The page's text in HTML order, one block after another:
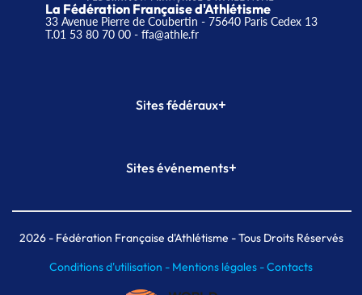
La Fédération Française d'Athlétisme
33 Avenue Pierre de Coubertin - 75640 Paris Cedex 13
T.01 53 80 70 00- ffa@athle.fr
Sites fédéraux+
Plateforme Formation
Sites événements+
Meeting de Paris indoor
MAIF Ekiden de Paris
2026- Fédération Française d'Athlétisme - Tous Droits Réservés
Conditions d'utilisation - Mentions légales -Contacts